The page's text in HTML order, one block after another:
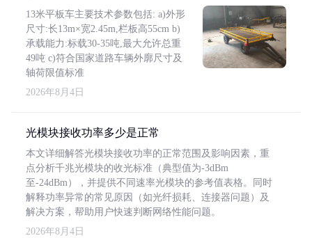
13米平板车主要技术参数包括: a)外形
尺寸:长13m×宽2.45m,栏板高55cm b)
承载能力:标载30-35吨,最大允许总重
49吨 c)符合国家道路车辆外廓尺寸及
轴荷限值标准
2026年8月4日
光模块接收功率多少是正常
本文详细解答光模块接收功率的正常范围及影响因素，重
点分析千兆光模块的收光标准（典型值为-3dBm
至-24dBm），并提供不同速率光模块的参考值表格。同时
解释功率异常的常见原因（如光纤损耗、连接器问题）及
解决方案，帮助用户快速判断网络性能问题。
2026年8月4日